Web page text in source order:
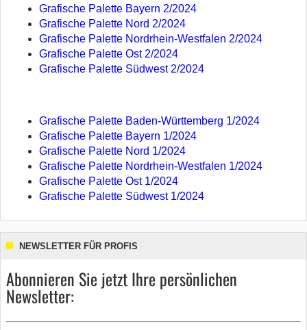
Grafische Palette Bayern 2/2024
Grafische Palette Nord 2/2024
Grafische Palette Nordrhein-Westfalen 2/2024
Grafische Palette Ost 2/2024
Grafische Palette Südwest 2/2024
Grafische Palette Baden-Württemberg 1/2024
Grafische Palette Bayern 1/2024
Grafische Palette Nord 1/2024
Grafische Palette Nordrhein-Westfalen 1/2024
Grafische Palette Ost 1/2024
Grafische Palette Südwest 1/2024
NEWSLETTER FÜR PROFIS
Abonnieren Sie jetzt Ihre persönlichen
Newsletter: